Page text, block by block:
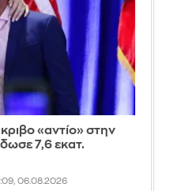
«αντίο» στην
7,6 εκατ.
06.08.2026